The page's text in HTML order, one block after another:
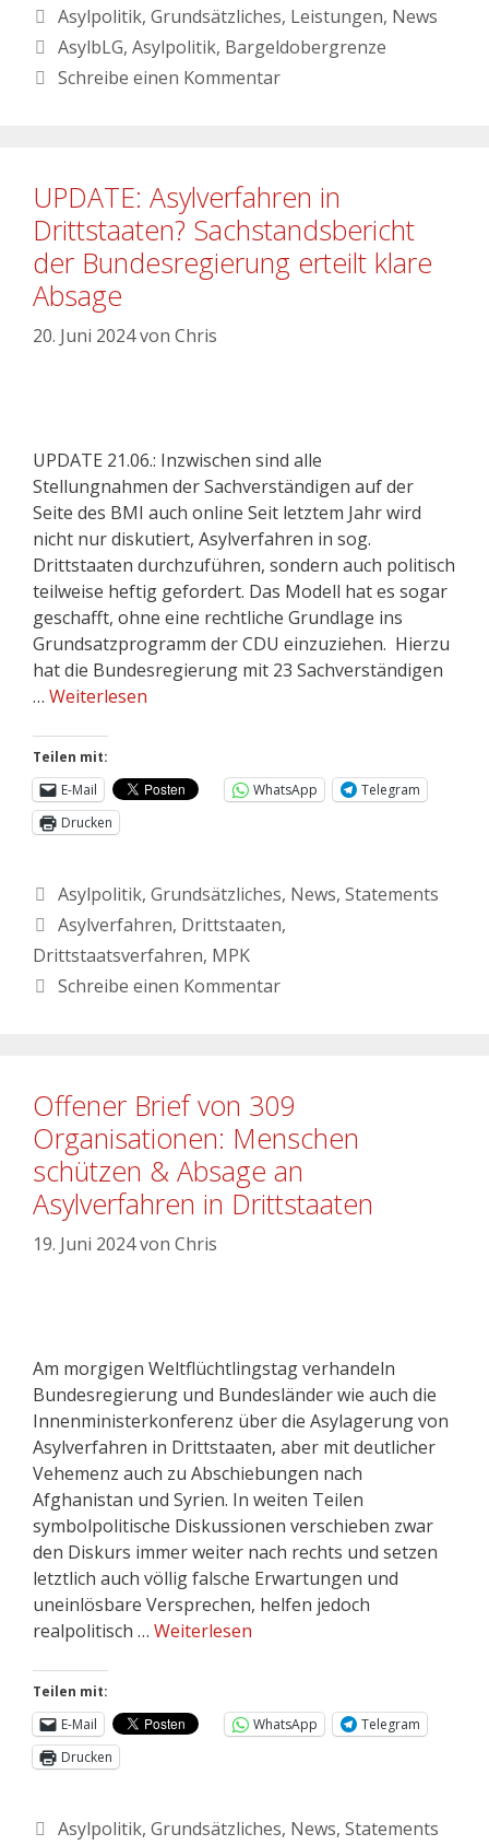
Asylpolitik, Grundsätzliches, Leistungen, News
AsylbLG, Asylpolitik, Bargeldobergrenze
Schreibe einen Kommentar
UPDATE: Asylverfahren in
Drittstaaten? Sachstandsbericht
der Bundesregierung erteilt klare
Absage
20. Juni 2024von Chris
UPDATE 21.06.: Inzwischen sind alle
Stellungnahmen der Sachverständigen auf der
Seite des BMI auch online Seit letztem Jahr wird
nicht nur diskutiert, Asylverfahren in sog.
Drittstaaten durchzuführen, sondern auch politisch
teilweise heftig gefordert. Das Modell hat es sogar
geschafft, ohne eine rechtliche Grundlage ins
Grundsatzprogramm der CDU einzuziehen. Hierzu
hat die Bundesregierung mit 23 Sachverständigen
… Weiterlesen
Teilen mit:
E-Mail
WhatsApp
Telegram
Drucken
Asylpolitik, Grundsätzliches, News, Statements
Asylverfahren, Drittstaaten,
Drittstaatsverfahren, MPK
Schreibe einen Kommentar
Offener Brief von 309
Organisationen: Menschen
schützen & Absage an
Asylverfahren in Drittstaaten
19. Juni 2024von Chris
Am morgigen Weltflüchtlingstag verhandeln
Bundesregierung und Bundesländer wie auch die
Innenministerkonferenz über die Asylagerung von
Asylverfahren in Drittstaaten, aber mit deutlicher
Vehemenz auch zu Abschiebungen nach
Afghanistan und Syrien. In weiten Teilen
symbolpolitische Diskussionen verschieben zwar
den Diskurs immer weiter nach rechts und setzen
letztlich auch völlig falsche Erwartungen und
uneinlösbare Versprechen, helfen jedoch
realpolitisch … Weiterlesen
Teilen mit:
E-Mail
WhatsApp
Telegram
Drucken
Asylpolitik, Grundsätzliches, News, Statements